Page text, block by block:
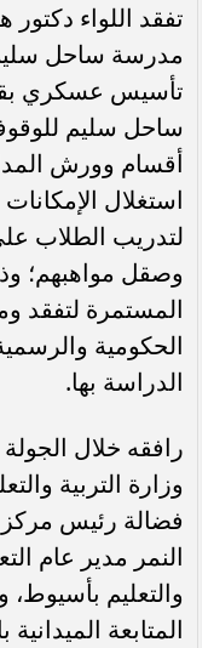
تفقد اللواء
مدرسة ساحل سليم
تأسيس عسكري
ساحل سليم
أقسام وورش
استغلال
لتدريب الطلاب
وصقل مواهبهم؛
المستمرة لتفقد
الحكومية
الدراسة بها.
رافقه خلال
وزارة التربية
فضالة رئيس
النمر مدير عام
والتعليم
المتابعة